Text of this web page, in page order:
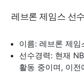
레브론 제임스 선
이름: 레브론 제
선수경력: 현재
활동 중이며, 이